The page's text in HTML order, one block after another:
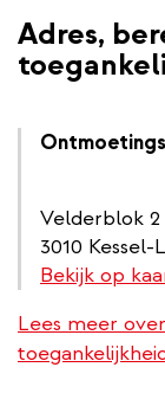
Adres,
Velderblok 2
3010 Kessel-
Bekijk op
Lees meer